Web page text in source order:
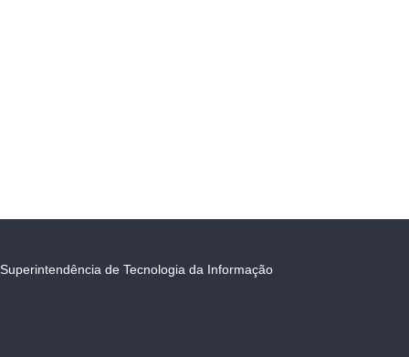
Superintendência de Tecnologia da Informação